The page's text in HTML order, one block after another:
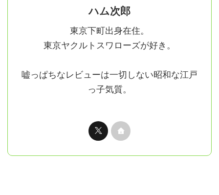
ハム次郎
東京下町出身在住。
東京ヤクルトスワローズが好き。
嘘っぱちなレビューは一切しない昭和な江戸
っ子気質。